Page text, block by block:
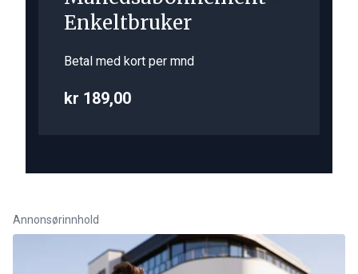
Enkeltbruker
Betal med kort per mnd
kr 189,00
Annonsørinnhold